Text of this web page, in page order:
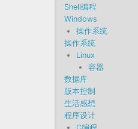
Shell编程
Windows
操作系统
操作系统
Linux
容器
数据库
版本控制
生活感想
程序设计